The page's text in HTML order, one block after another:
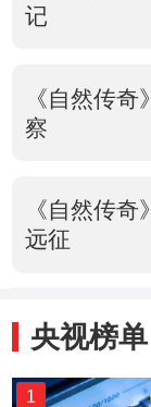
记
《自然传
察
《自然传
远征
央视榜单
1